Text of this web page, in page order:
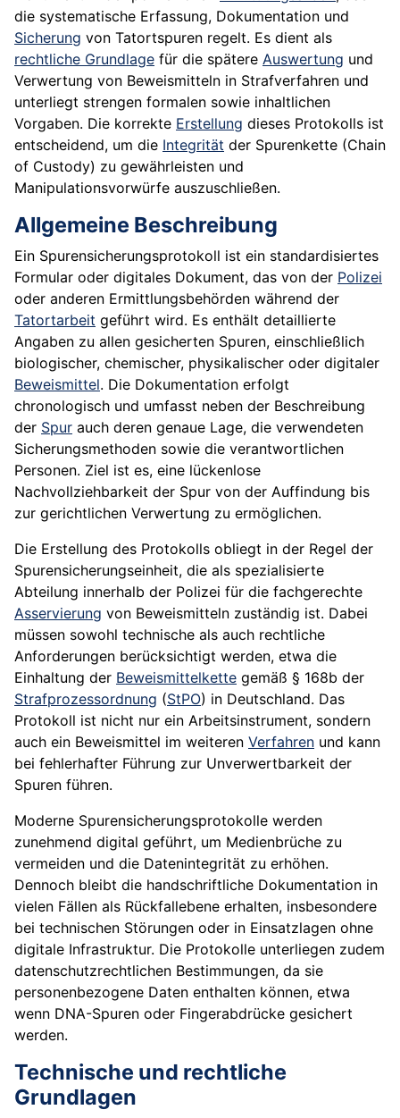
die systematische Erfassung, Dokumentation und
Sicherung von Tatortspuren regelt. Es dient als
rechtliche Grundlage für die spätere Auswertung und
Verwertung von Beweismitteln in Strafverfahren und
unterliegt strengen formalen sowie inhaltlichen
Vorgaben. Die korrekte Erstellung dieses Protokolls ist
entscheidend, um die Integrität der Spurenkette (Chain
of Custody) zu gewährleisten und
Manipulationsvorwürfe auszuschließen.
Allgemeine Beschreibung
Ein Spurensicherungsprotokoll ist ein standardisiertes
Formular oder digitales Dokument, das von der Polizei
oder anderen Ermittlungsbehörden während der
Tatortarbeit geführt wird. Es enthält detaillierte
Angaben zu allen gesicherten Spuren, einschließlich
biologischer, chemischer, physikalischer oder digitaler
Beweismittel. Die Dokumentation erfolgt
chronologisch und umfasst neben der Beschreibung
der Spur auch deren genaue Lage, die verwendeten
Sicherungsmethoden sowie die verantwortlichen
Personen. Ziel ist es, eine lückenlose
Nachvollziehbarkeit der Spur von der Auffindung bis
zur gerichtlichen Verwertung zu ermöglichen.
Die Erstellung des Protokolls obliegt in der Regel der
Spurensicherungseinheit, die als spezialisierte
Abteilung innerhalb der Polizei für die fachgerechte
Asservierung von Beweismitteln zuständig ist. Dabei
müssen sowohl technische als auch rechtliche
Anforderungen berücksichtigt werden, etwa die
Einhaltung der Beweismittelkette gemäß § 168b der
Strafprozessordnung (StPO) in Deutschland. Das
Protokoll ist nicht nur ein Arbeitsinstrument, sondern
auch ein Beweismittel im weiteren Verfahren und kann
bei fehlerhafter Führung zur Unverwertbarkeit der
Spuren führen.
Moderne Spurensicherungsprotokolle werden
zunehmend digital geführt, um Medienbrüche zu
vermeiden und die Datenintegrität zu erhöhen.
Dennoch bleibt die handschriftliche Dokumentation in
vielen Fällen als Rückfallebene erhalten, insbesondere
bei technischen Störungen oder in Einsatzlagen ohne
digitale Infrastruktur. Die Protokolle unterliegen zudem
datenschutzrechtlichen Bestimmungen, da sie
personenbezogene Daten enthalten können, etwa
wenn DNA-Spuren oder Fingerabdrücke gesichert
werden.
Technische und rechtliche
Grundlagen